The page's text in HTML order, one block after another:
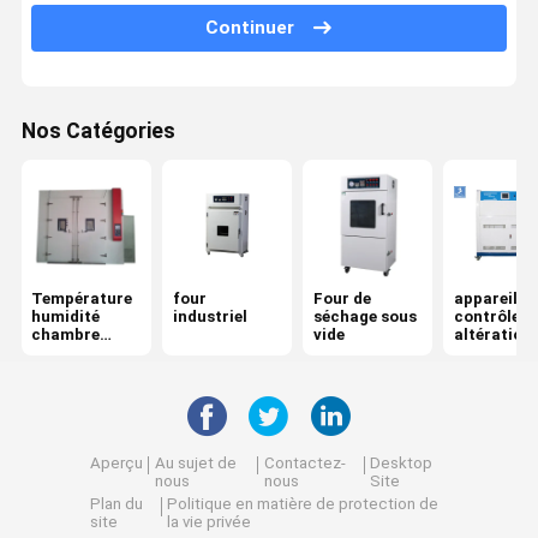
Machine d'essai traction
équipement d'essai en plastique
Chambre de Test sel Spray
instruments de papier d'essai
machine d'essai de dureté
Équipement d'essai adhésif
Instruments de mesure optiques
Continuer
Nos Catégories
Température
humidité
chambre
four
industriel
Four de
séchage sous
vide
appareil de
contrôle
altération
Aperçu
Au sujet de
nous
Contactez-
nous
Desktop
Site
Plan du
site
Politique en matière de protection de
la vie privée